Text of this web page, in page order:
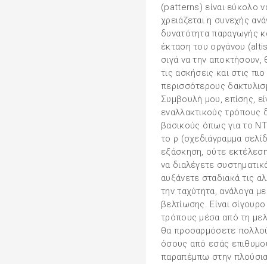
(patterns) είναι εύκολο
χρειάζεται η συνεχής
δυνατότητα παραγωγής
έκταση του οργάνου
σιγά να την αποκτήσουν,
τις ασκήσεις και στις
περισσότερους
Συμβουλή μου, επίσης,
εναλλακτικούς τρόπους
βασικούς όπως για το
το ρ (σχεδιάγραμμα
εξάσκηση, ούτε
να διαλέγετε
αυξάνετε σταδιακά τις
την ταχύτητα, ανάλογα
βελτίωσης. Είναι
τρόπους μέσα από τη
θα προσαρμόσετε
όσους από εσάς
παραπέμπω στην